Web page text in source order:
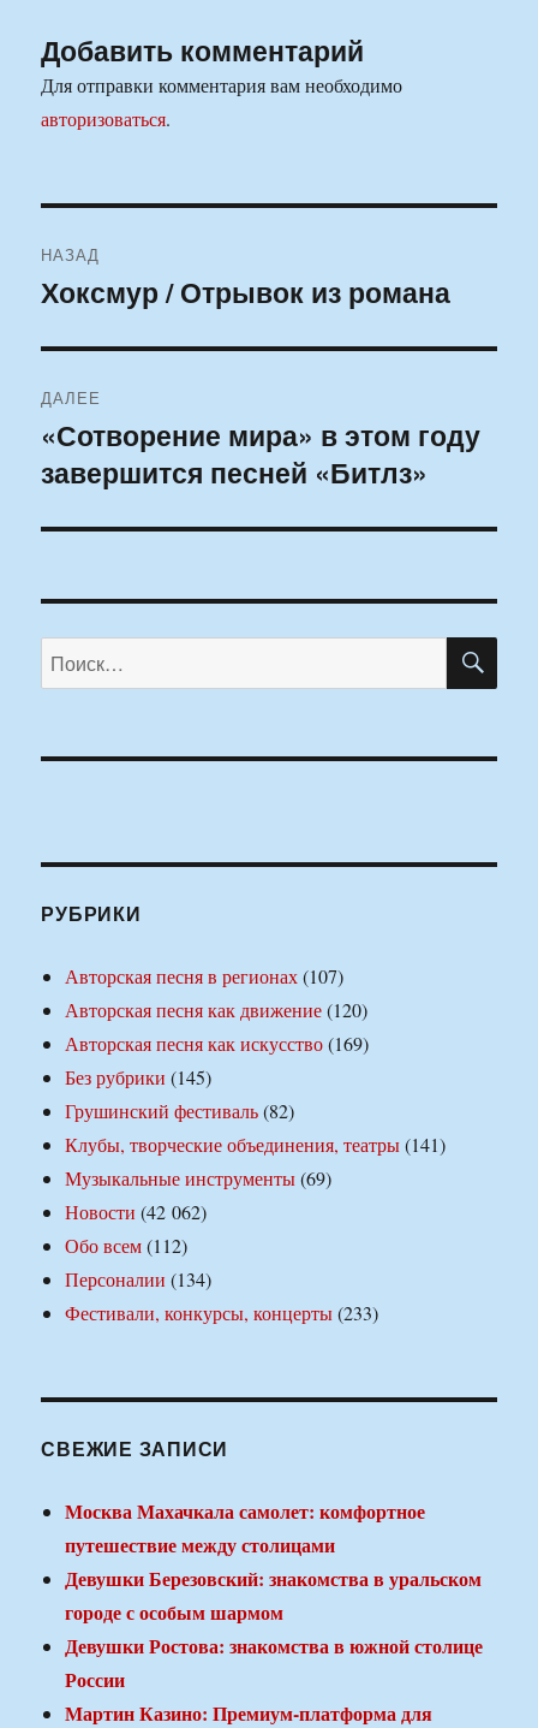
Добавить комментарий
Для отправки комментария вам необходимо
авторизоваться.
по
НАЗАД
Предыдущая
Хоксмур / Отрывок из романа
ДАЛЕЕ
Следующая
запись:
«Сотворение мира» в этом году
завершится песней «Битлз»
Искать:
РУБРИКИ
Авторская песня в регионах(107)
Авторская песня как движение(120)
Авторская песня как искусство(169)
Без рубрики (145)
Грушинский фестиваль(82)
Клубы, творческие объединения, театры(141)
Музыкальные инструменты(69)
Новости (42 062)
Обо всем(112)
Персоналии (134)
Фестивали, конкурсы, концерты(233)
СВЕЖИЕ ЗАПИСИ
Москва Махачкала самолет: комфортное
путешествие между столицами
Девушки Березовский: знакомства в уральском
городе с особым шармом
Девушки Ростова: знакомства в южной столице
России
Мартин Казино: Премиум-платформа для